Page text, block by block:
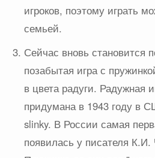
игроков, поэтому играть
семьей.
Сейчас вновь становится
позабытая игра с
в цвета радуги. Радужная
придумана в 1943 году в
slinky. В России самая
появилась у писателя К.И.